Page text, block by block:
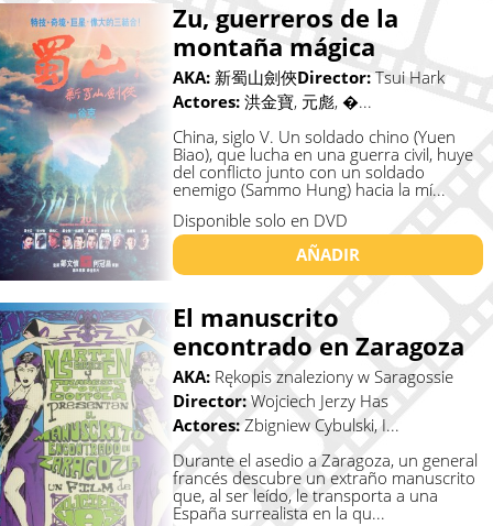
Zu, guerreros de la
montaña mágica
AKA: 新蜀山劍俠Director: Tsui Hark
Actores: 洪金寶, 元彪, �...
China, siglo V. Un soldado chino (Yuen
Biao), que lucha en una guerra civil, huye
del conflicto junto con un soldado
enemigo (Sammo Hung) hacia la mí...
Disponible solo en DVD
AÑADIR
El manuscrito
encontrado en Zaragoza
AKA: Rękopis znaleziony w Saragossie
Director:Wojciech Jerzy Has
Actores:Zbigniew Cybulski, I...
Durante el asedio a Zaragoza, un general
francés descubre un extraño manuscrito
que, al ser leído, le transporta a una
España surrealista en la qu...